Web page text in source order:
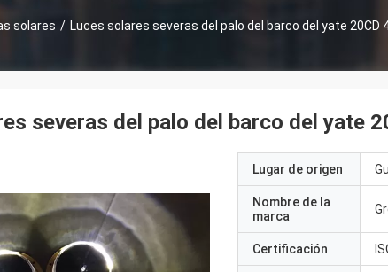
solares / Luces solares severas del palo del barco del yate 20CD
severas del palo del barco del yate
Lugar de origen
Nombre de la
marca
Certificación